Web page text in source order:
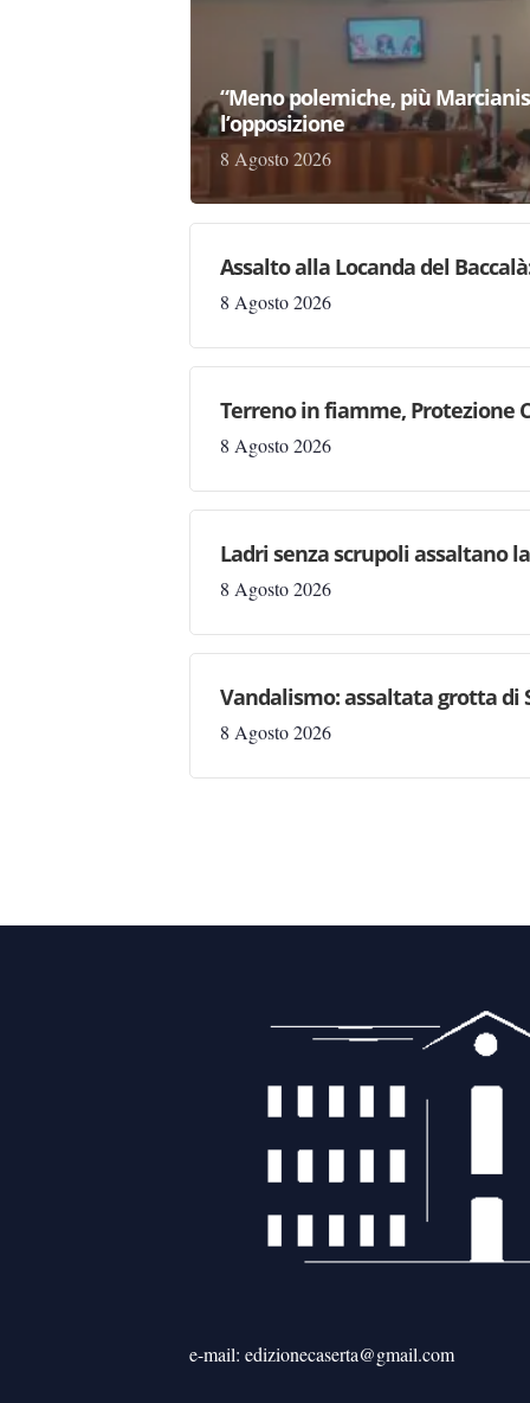
“Meno polemiche, più
l’opposizione
8 Agosto 2026
Assalto alla Locanda del
8 Agosto 2026
Terreno in fiamme, Protezione
8 Agosto 2026
Ladri senza scrupoli assaltano
8 Agosto 2026
Vandalismo: assaltata grotta di
8 Agosto 2026
e-mail: edizionecaserta@gmail.com